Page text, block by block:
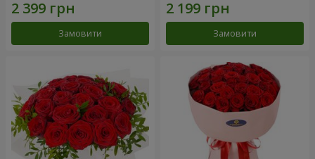
Замовити Замовити